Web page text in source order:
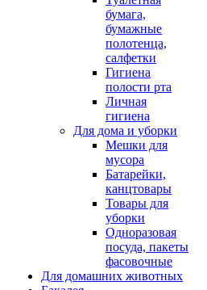
бумага,
бумажные
полотенца,
салфетки
Гигиена
полости рта
Личная
гигиена
Для дома и уборки
Мешки для
мусора
Батарейки,
канцтовары
Товары для
уборки
Одноразовая
посуда, пакеты
фасовочные
Для домашних животных